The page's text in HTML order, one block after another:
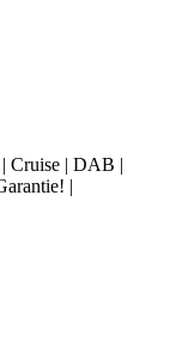
Cruise | DAB |
|